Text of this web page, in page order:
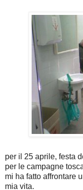
per il 25 aprile, festa
per le campagne
mi ha fatto affrontare
mia vita.